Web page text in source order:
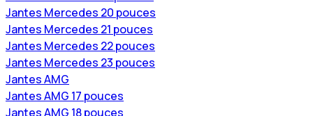
Jantes Mercedes 20 pouces
Jantes Mercedes 21 pouces
Jantes Mercedes 22 pouces
Jantes Mercedes 23 pouces
Jantes AMG
Jantes AMG 17 pouces
Jantes AMG 18 pouces